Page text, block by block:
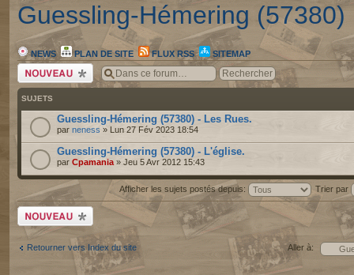
Guessling-Hémering (57380)
NEWS PLAN DE SITE FLUX RSS
SITEMAP
Écrire un nouveau
sujet
SUJETS
Guessling-Hémering (57380) - Les Rues.
par neness » Lun 27 Fév 2023 18:54
Guessling-Hémering (57380) - L'église.
par Cpamania » Jeu 5 Avr 2012 15:43
Afficher les sujets postés depuis: Trier par
Écrire un nouveau
sujet
Retourner vers Index du site Aller à: